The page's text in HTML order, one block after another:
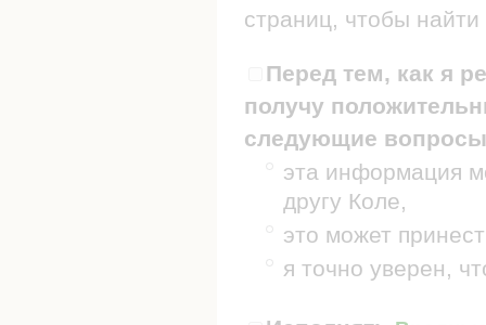
страниц, чтобы
Перед тем, как я
получу
следующие
эта информация
другу Коле,
это может
я точно уверен,